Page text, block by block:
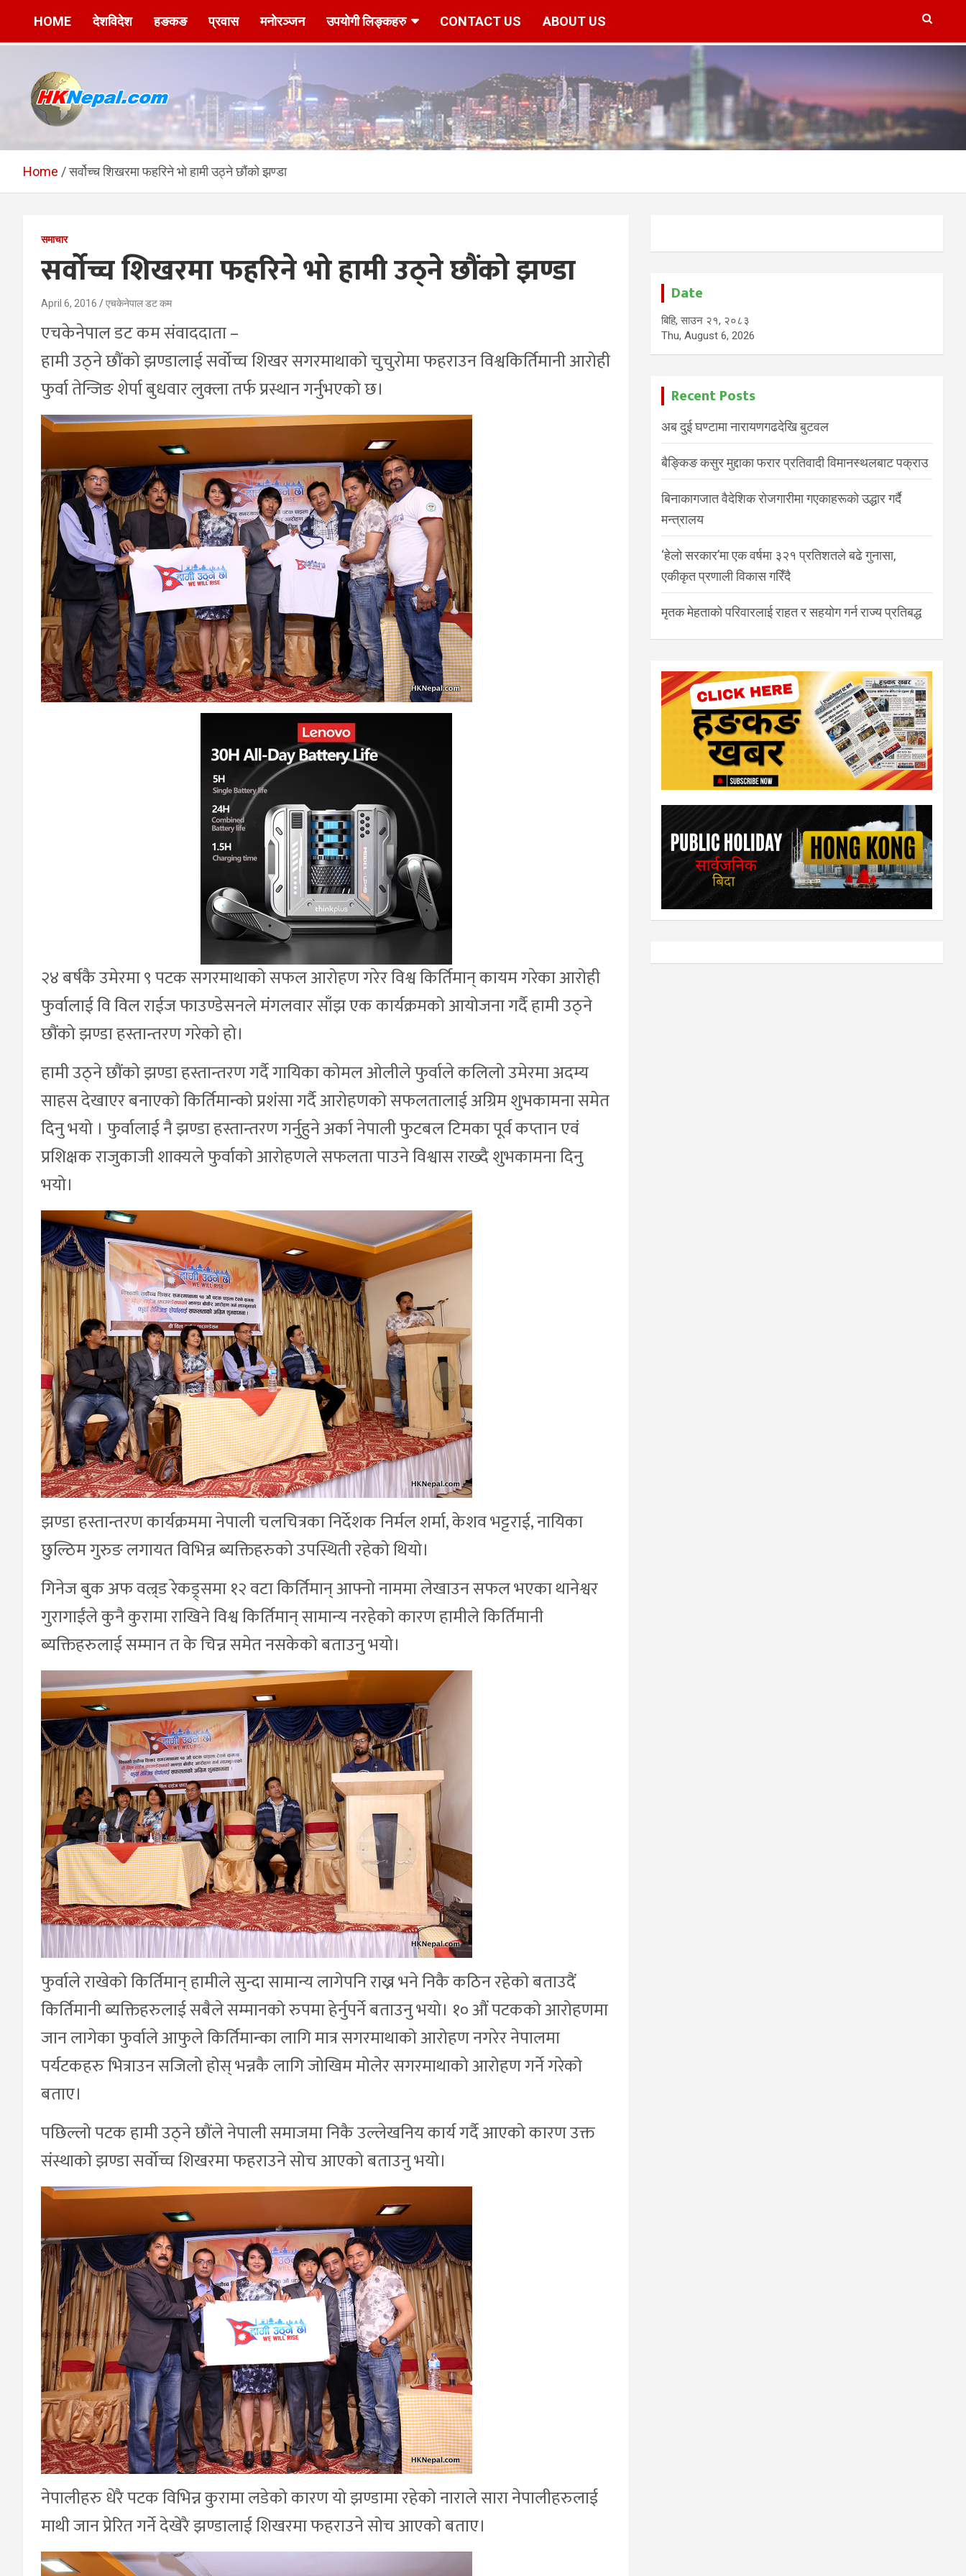
Warning : Trying to access array offset on value of type bool in/var/www/vhosts/hknepal.com/httpdocs/deshbidesh/wp-content/plugins/refresh-post-page-wud/refresh-post-page-wud.php
content
HKNepal.com –
हङकङबाट सञ्चालित पहिलो
hknepal, hknepal.com, hk nepal, hk nepal com
HOME देशविदेश हङकङ प्रवास मनोरञ्जन उपयोगी लिङ्कहरु CONTACT US ABOUT US
Home सर्वोच्च शिखरमा फहरिने भो हामी उठ्ने छौंको झण्डा
समाचार
सर्वोच्च शिखरमा फहरिने भो हामी उठ्ने छौंको झण्डा
April 6, 2016 एचकेनेपाल डट कम
एचकेनेपाल डट कम संवाददाता –
हामी उठ्ने छौंको झण्डालाई सर्वोच्च शिखर सगरमाथाको चुचुरोमा फहराउन विश्वकिर्तिमानी आरोही
फुर्वा तेन्जिङ शेर्पा बुधवार लुक्ला तर्फ प्रस्थान गर्नुभएको छ।
२४ बर्षकै उमेरमा ९ पटक सगरमाथाको सफल आरोहण गरेर विश्व किर्तिमान् कायम गरेका आरोही
फुर्वालाई वि विल राईज फाउण्डेसनले मंगलवार साँझ एक कार्यक्रमको आयोजना गर्दै हामी उठ्ने
छौंको झण्डा हस्तान्तरण गरेको हो।
हामी उठ्ने छौंको झण्डा हस्तान्तरण गर्दै गायिका कोमल ओलीले फुर्वाले कलिलो उमेरमा अदम्य
साहस देखाएर बनाएको किर्तिमान्को प्रशंसा गर्दै आरोहणको सफलतालाई अग्रिम शुभकामना समेत
दिनु भयो । फुर्वालाई नै झण्डा हस्तान्तरण गर्नुहुने अर्का नेपाली फुटबल टिमका पूर्व कप्तान एवं
प्रशिक्षक राजुकाजी शाक्यले फुर्वाको आरोहणले सफलता पाउने विश्वास राख्दै शुभकामना दिनु
भयो।
झण्डा हस्तान्तरण कार्यक्रममा नेपाली चलचित्रका निर्देशक निर्मल शर्मा, केशव भट्टराई, नायिका
छुल्ठिम गुरुङ लगायत विभिन्न ब्यक्तिहरुको उपस्थिती रहेको थियो।
गिनेज बुक अफ वल्र्ड रेकड्र्समा १२ वटा किर्तिमान् आफ्नो नाममा लेखाउन सफल भएका थानेश्वर
गुरागाईंले कुनै कुरामा राखिने विश्व किर्तिमान् सामान्य नरहेको कारण हामीले किर्तिमानी
ब्यक्तिहरुलाई सम्मान त के चिन्न समेत नसकेको बताउनु भयो।
फुर्वाले राखेको किर्तिमान् हामीले सुन्दा सामान्य लागेपनि राख्न भने निकै कठिन रहेको बताउदैं
किर्तिमानी ब्यक्तिहरुलाई सबैले सम्मानको रुपमा हेर्नुपर्ने बताउनु भयो। १० औं पटकको आरोहणमा
जान लागेका फुर्वाले आफुले किर्तिमान्का लागि मात्र सगरमाथाको आरोहण नगरेर नेपालमा
पर्यटकहरु भित्राउन सजिलो होस् भन्नकै लागि जोखिम मोलेर सगरमाथाको आरोहण गर्ने गरेको
बताए।
पछिल्लो पटक हामी उठ्ने छौंले नेपाली समाजमा निकै उल्लेखनिय कार्य गर्दै आएको कारण उक्त
संस्थाको झण्डा सर्वोच्च शिखरमा फहराउने सोच आएको बताउनु भयो।
नेपालीहरु धेरै पटक विभिन्न कुरामा लडेको कारण यो झण्डामा रहेको नाराले सारा नेपालीहरुलाई
माथी जान प्रेरित गर्ने देखेरै झण्डालाई शिखरमा फहराउने सोच आएको बताए।
Date
बिहि, साउन २१, २०८३
Thu, August 6, 2026
Recent Posts
अब दुई घण्टामा नारायणगढदेखि बुटवल
बैङ्किङ कसुर मुद्दाका फरार प्रतिवादी विमानस्थलबाट पक्राउ
बिनाकागजात वैदेशिक रोजगारीमा गएकाहरूको उद्धार गर्दै
मन्त्रालय
‘हेलो सरकार’मा एक वर्षमा ३२१ प्रतिशतले बढे गुनासा,
एकीकृत प्रणाली विकास गरिँदै
मृतक मेहताको परिवारलाई राहत र सहयोग गर्न राज्य प्रतिबद्ध